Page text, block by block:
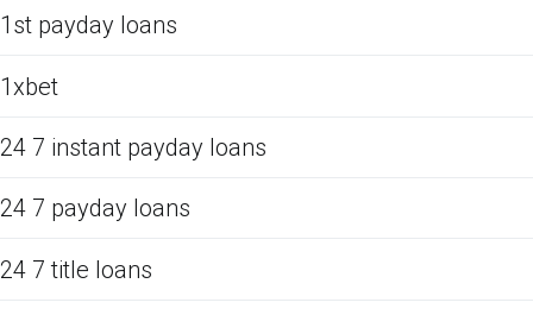
1st payday loans
1xbet
24 7 instant payday loans
24 7 payday loans
24 7 title loans